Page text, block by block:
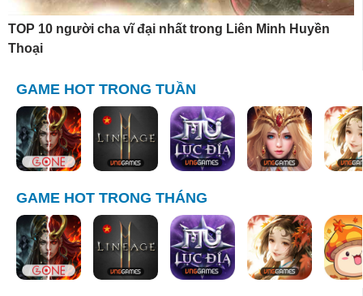
TOP 10 người cha vĩ đại nhất trong Liên Minh Huyền
Thoại
GAME HOT TRONG TUẦN
GAME HOT TRONG THÁNG